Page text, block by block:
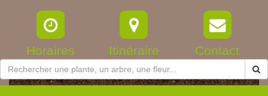
Horaires Itinéraire Contact